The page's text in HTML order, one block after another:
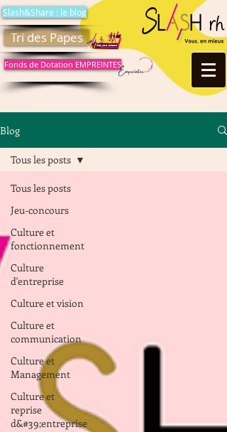
Tri des Papes
Fonds de Dotation EMPREINTES
Slash&Share : le blog
Blog
Tous les posts
Jeu-concours
Culture et
fonctionnement
Culture
d'entreprise
Culture et vision
Culture et
communication
Culture et
Management
Culture et
reprise
d&#39;entreprise
Tous les posts